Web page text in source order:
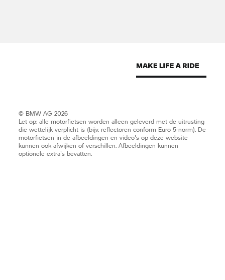
© BMW AG 2026
Let op: alle motorfietsen worden alleen geleverd met de uitrusting
die wettelijk verplicht is (bijv. reflectoren conform Euro 5-norm). De
motorfietsen in de afbeeldingen en video's op deze website
kunnen ook afwijken of verschillen. Afbeeldingen kunnen
optionele extra's bevatten.